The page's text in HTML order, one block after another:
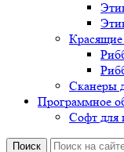
Сканеры
Программное
Софт для
Поиск